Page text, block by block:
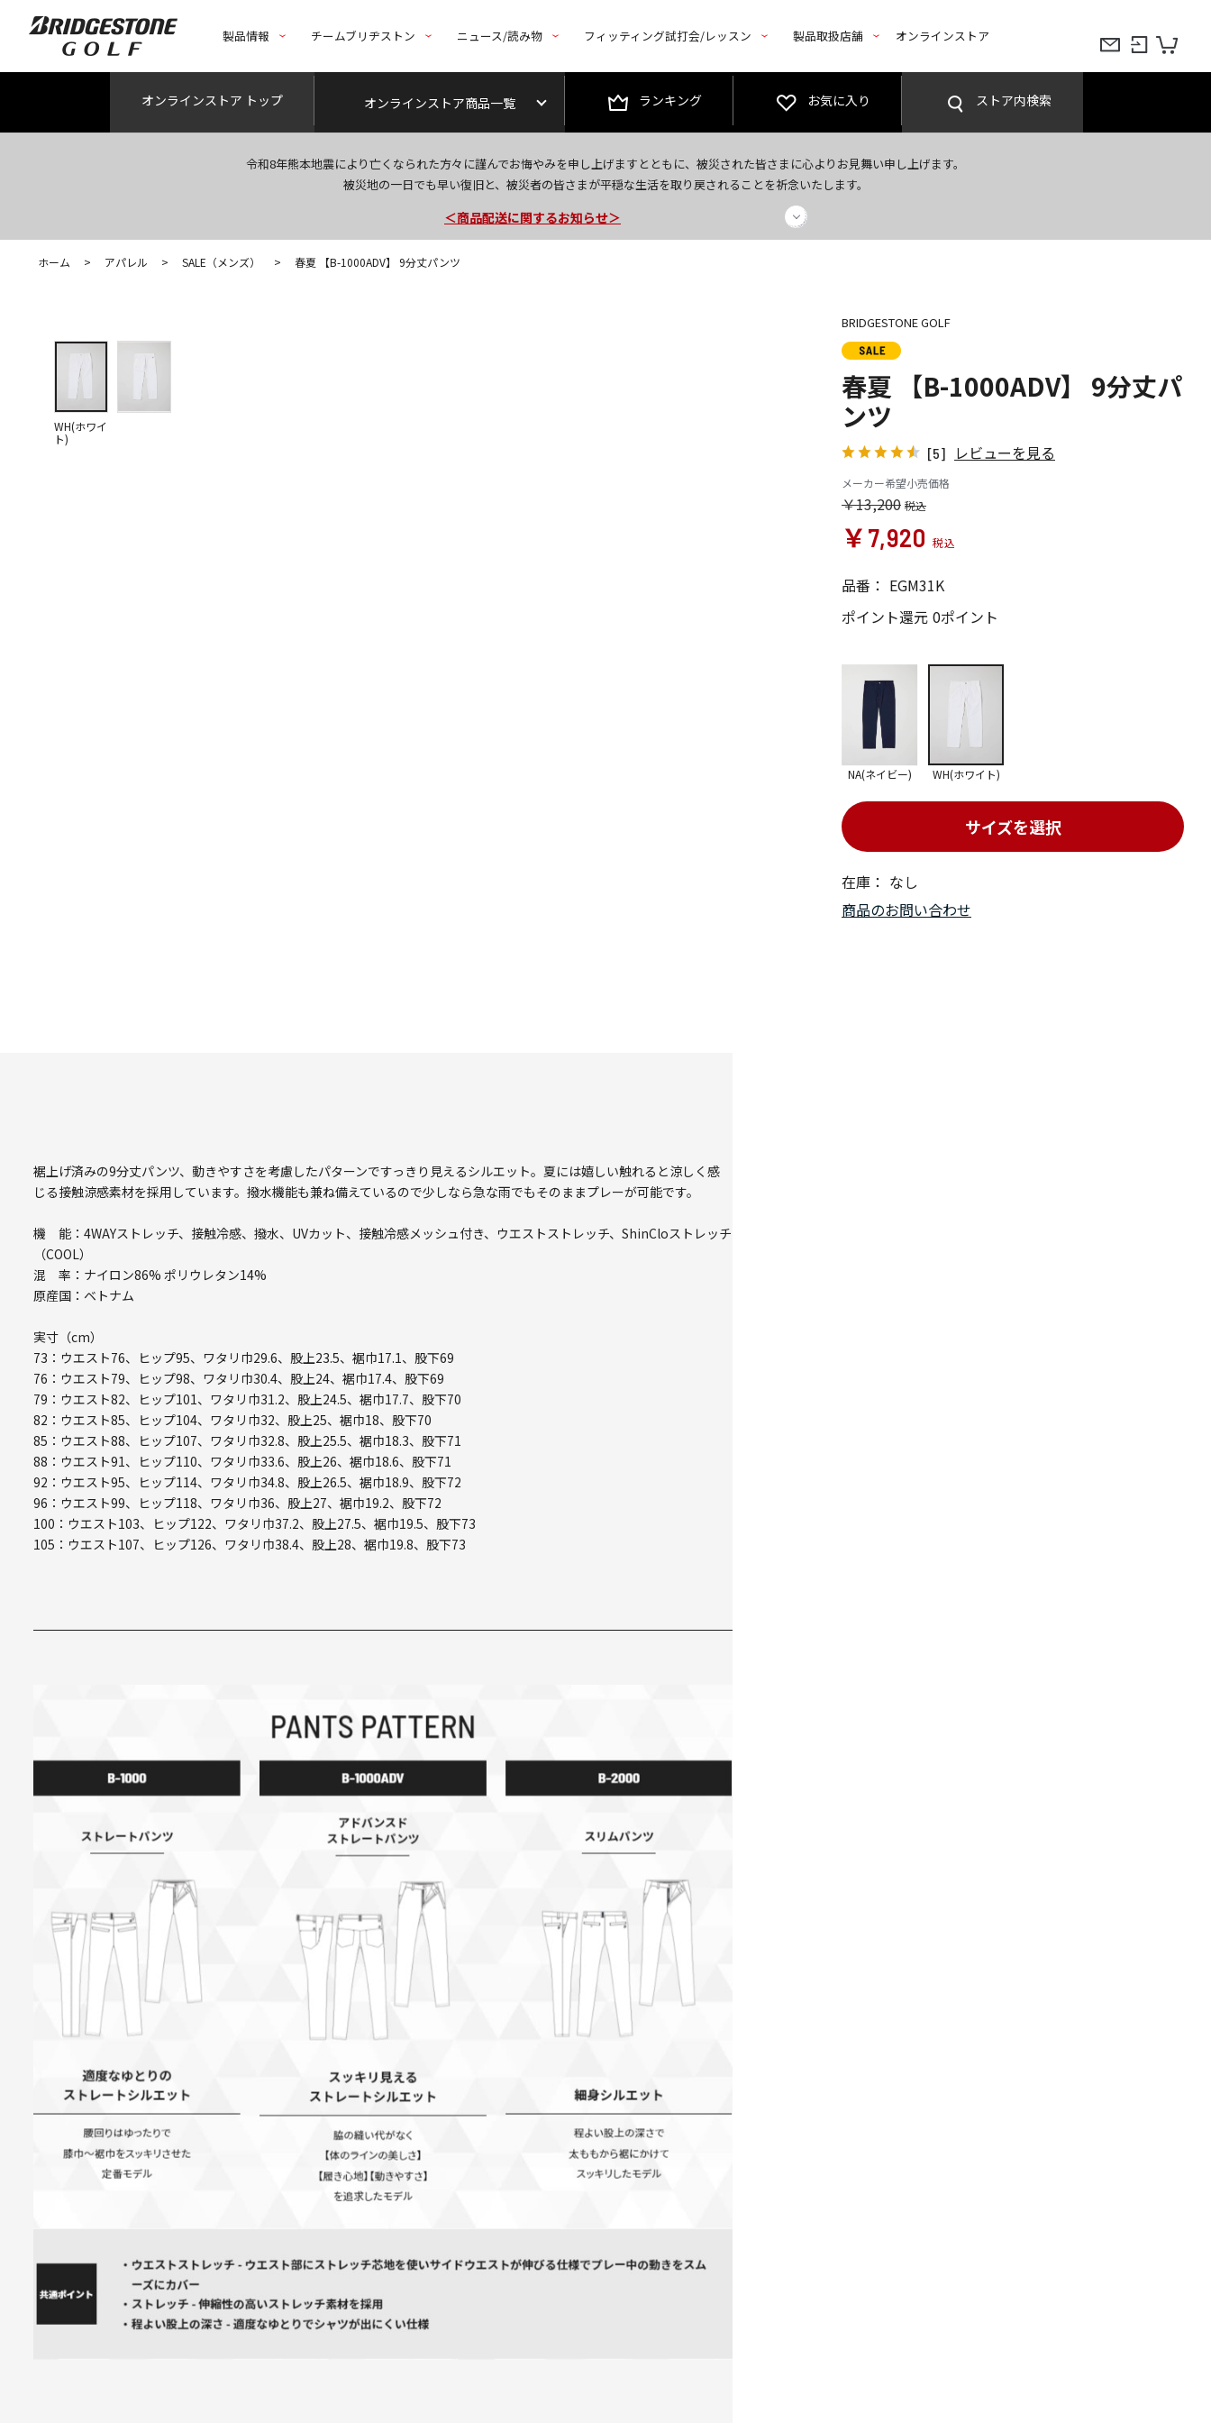
製品情報 チームブリヂストン ニュース/読み物 フィッティング試打会/レッスン 製品取扱店舗 オンラインストア
オンラインストア トップ オンラインストア商品一覧 ランキング お気に入り ストア内検索
令和8年熊本地震により亡くなられた方々に謹んでお悔やみを申し上げますとともに、被災された皆さまに心よりお見舞い申し上げます。
被災地の一日でも早い復旧と、被災者の皆さまが平穏な生活を取り戻されることを祈念いたします。
今なら新規会員登録で1,000円OFFクーポンプレゼント！
＜商品配送に関するお知らせ＞
＜夏季休暇中のご注文・発送・お問い合わせ＞
ホーム > アパレル > SALE（メンズ） > 春夏 【B-1000ADV】 9分丈パンツ
WH(ホワイ
ト)
BRIDGESTONE GOLF
春夏 【B-1000ADV】 9分丈パ
ンツ
[5] レビューを見る
メーカー希望小売価格
￥13,200
￥7,920
品番： EGM31K
ポイント還元 0ポイント
在庫： なし
サイズを選択
NA(ネイビー) WH(ホワイト)
商品のお問い合わせ
裾上げ済みの9分丈パンツ、動きやすさを考慮したパターンですっきり見えるシルエット。夏には嬉しい触れると涼しく感
じる接触涼感素材を採用しています。撥水機能も兼ね備えているので少しなら急な雨でもそのままプレーが可能です。
機 能：4WAYストレッチ、接触冷感、撥水、UVカット、接触冷感メッシュ付き、ウエストストレッチ、ShinCloストレッチ
（COOL）
混 率：ナイロン86% ポリウレタン14%
原産国：ベトナム
実寸（cm）
73：ウエスト76、ヒップ95、ワタリ巾29.6、股上23.5、裾巾17.1、股下69
76：ウエスト79、ヒップ98、ワタリ巾30.4、股上24、裾巾17.4、股下69
79：ウエスト82、ヒップ101、ワタリ巾31.2、股上24.5、裾巾17.7、股下70
82：ウエスト85、ヒップ104、ワタリ巾32、股上25、裾巾18、股下70
85：ウエスト88、ヒップ107、ワタリ巾32.8、股上25.5、裾巾18.3、股下71
88：ウエスト91、ヒップ110、ワタリ巾33.6、股上26、裾巾18.6、股下71
92：ウエスト95、ヒップ114、ワタリ巾34.8、股上26.5、裾巾18.9、股下72
96：ウエスト99、ヒップ118、ワタリ巾36、股上27、裾巾19.2、股下72
100：ウエスト103、ヒップ122、ワタリ巾37.2、股上27.5、裾巾19.5、股下73
105：ウエスト107、ヒップ126、ワタリ巾38.4、股上28、裾巾19.8、股下73